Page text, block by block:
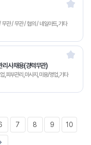
관 / 무관 / 협의 / 네일아트,기타
사 채용(경력무관)
,피부관리,마사지,미용/영업,기타
7 8 9 10